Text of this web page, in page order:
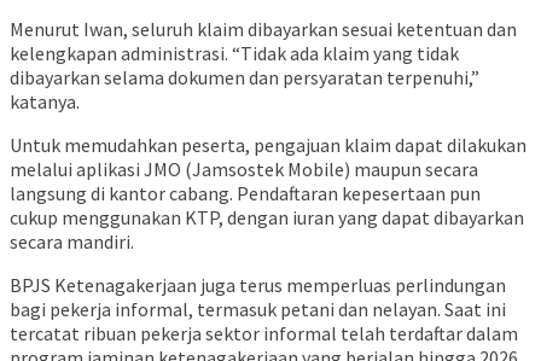
Menurut Iwan, seluruh klaim dibayarkan sesuai ketentuan dan
kelengkapan administrasi. “Tidak ada klaim yang tidak
dibayarkan selama dokumen dan persyaratan terpenuhi,”
katanya.
Untuk memudahkan peserta, pengajuan klaim dapat dilakukan
melalui aplikasi JMO (Jamsostek Mobile) maupun secara
langsung di kantor cabang. Pendaftaran kepesertaan pun
cukup menggunakan KTP, dengan iuran yang dapat dibayarkan
secara mandiri.
BPJS Ketenagakerjaan juga terus memperluas perlindungan
bagi pekerja informal, termasuk petani dan nelayan. Saat ini
tercatat ribuan pekerja sektor informal telah terdaftar dalam